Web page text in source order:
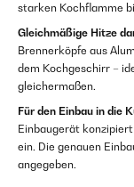
starken Kochflamme
Gleichmäßige Hitze
Brennerköpfe aus
dem Kochgeschirr –
gleichermaßen.
Für den Einbau in die
Einbaugerät
ein. Die genauen
angegeben.